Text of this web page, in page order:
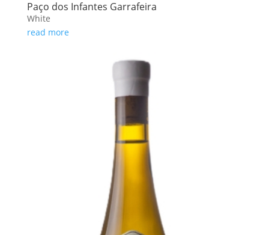
Paço dos Infantes Garrafeira
White
read more